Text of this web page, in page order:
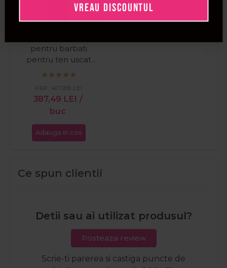
pentru barbati
pentru ten uscat
Vitamin Booster
387,49 LEI /
buc
PRP: 407,88 LEI
Adauga in cos
Ce spun clientii
Detii sau ai utilizat produsul?
Posteaza review
Scrie-ti parerea si castiga puncte de
VREAU DISCOUNTUL